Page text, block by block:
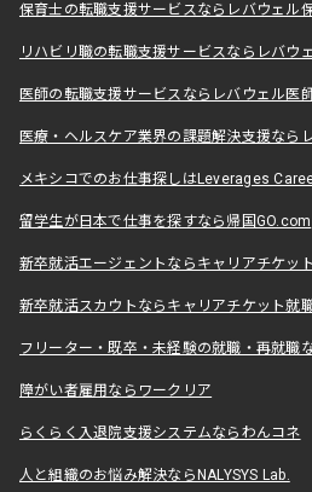
保育士の転職支援サービスならレバウェル
リハビリ職の転職支援サービスならレバウ
医師の転職支援サービスならレバウェル医
医療・ヘルスケア業界の課題解決支援なら
メキシコでのお仕事探しはLeverages
留学生が日本で仕事を探すなら帰国GO.com
新卒就活エージェントならキャリアチケッ
新卒就活スカウトならキャリアチケット就
フリーター・既卒・未経験の就職・再就職
障がい者雇用ならワークリア
らくらく入退院支援システムならわんコネ
人と組織のお悩み解決ならNALYSYS Lab.